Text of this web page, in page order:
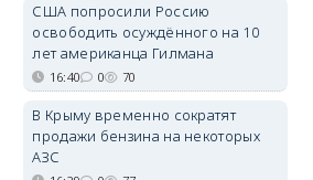
США попросили Россию
освободить осуждённого на 10
лет американца Гилмана
16:40 0 70
В Крыму временно сократят
продажи бензина на некоторых
АЗС